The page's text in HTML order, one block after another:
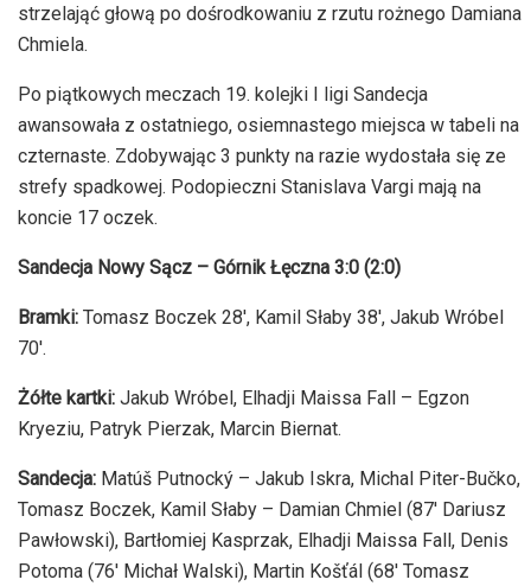
strzelająć głową po dośrodkowaniu z rzutu rożnego Damiana
Chmiela.
Po piątkowych meczach 19. kolejki I ligi Sandecja
awansowała z ostatniego, osiemnastego miejsca w tabeli na
czternaste. Zdobywając 3 punkty na razie wydostała się ze
strefy spadkowej. Podopieczni Stanislava Vargi mają na
koncie 17 oczek.
Sandecja Nowy Sącz – Górnik Łęczna 3:0 (2:0)
Bramki: Tomasz Boczek 28′, Kamil Słaby 38′, Jakub Wróbel
70′.
Żółte kartki: Jakub Wróbel, Elhadji Maissa Fall – Egzon
Kryeziu, Patryk Pierzak, Marcin Biernat.
Sandecja: Matúš Putnocký – Jakub Iskra, Michal Piter-Bučko,
Tomasz Boczek, Kamil Słaby – Damian Chmiel (87′ Dariusz
Pawłowski), Bartłomiej Kasprzak, Elhadji Maissa Fall, Denis
Potoma (76′ Michał Walski), Martin Košťál (68′ Tomasz